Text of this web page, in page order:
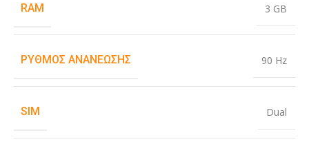
RAM 3 GB
ΡΥΘΜΌΣ ΑΝΑΝΈΩΣΗΣ 90 Hz
SIM Dual